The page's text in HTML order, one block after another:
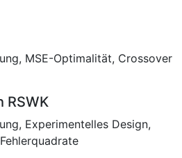
, MSE-Optimalität, Crossover
RSWK
, Experimentelles Design,